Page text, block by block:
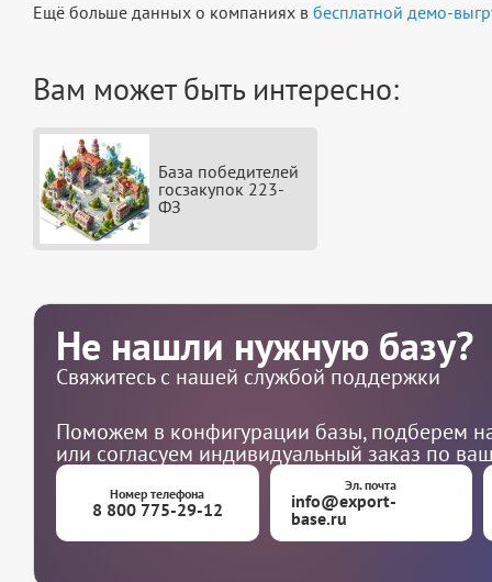
Ещё больше данных о компаниях в бесплатной демо-
Вам может быть интересно:
База победителей
госзакупок 223-
ФЗ
Не нашли нужную базу?
Свяжитесь с нашей службой поддержки
Поможем в конфигурации базы, подберем
или согласуем индивидуальный заказ по
Номер телефона
8 800 775-29-12
Эл. почта
info@export-
base.ru